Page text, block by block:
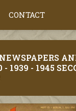
CONTACT
1939 - 1945